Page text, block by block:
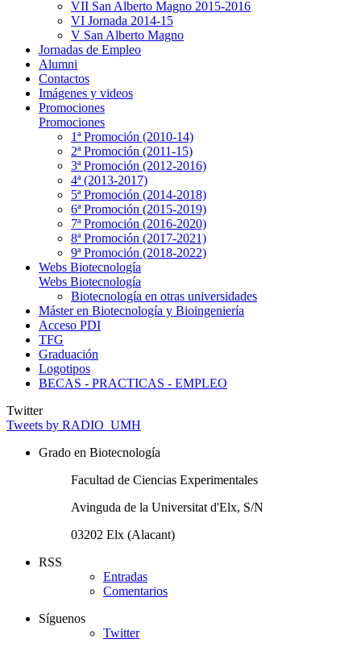
VII San Alberto Magno 2015-2016
VI Jornada 2014-15
V San Alberto Magno
Jornadas de Empleo
Alumni
Contactos
Imágenes y videos
Promociones
Promociones
1ª Promoción (2010-14)
2ª Promoción (2011-15)
3ª Promoción (2012-2016)
4ª (2013-2017)
5ª Promoción (2014-2018)
6ª Promoción (2015-2019)
7ª Promoción (2016-2020)
8ª Promoción (2017-2021)
9ª Promoción (2018-2022)
Webs Biotecnología
Webs Biotecnología
Biotecnología en otras universidades
Máster en Biotecnología y Bioingeniería
Acceso PDI
TFG
Graduación
Logotipos
BECAS - PRACTICAS - EMPLEO
Twitter
Tweets by RADIO_UMH
Grado en Biotecnología
Facultad de Ciencias Experimentales
Avinguda de la Universitat d'Elx, S/N
03202 Elx (Alacant)
RSS
Entradas
Comentarios
Síguenos
Twitter